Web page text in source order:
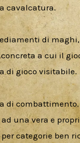
cavalcatura.
di
a cui il
di gioco visitabile.
di
una vera e
categorie ben